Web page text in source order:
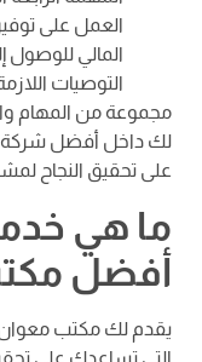
العمل على
المالي للوصول
التوصيات
مجموعة من المهام
لك داخل أفضل شركة
على تحقيق النجاح
ما هي
أفضل
يقدم لك مكتب معوان
التي تساعدك على